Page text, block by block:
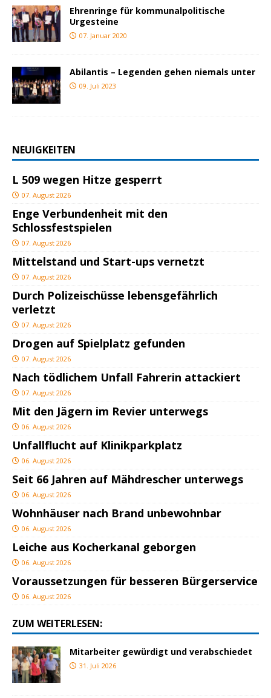
Ehrenringe für kommunalpolitische
Urgesteine
07. Januar 2020
Abilantis – Legenden gehen niemals unter
09. Juli 2023
NEUIGKEITEN
L 509 wegen Hitze gesperrt
07. August 2026
Enge Verbundenheit mit den
Schlossfestspielen
07. August 2026
Mittelstand und Start-ups vernetzt
07. August 2026
Durch Polizeischüsse lebensgefährlich
verletzt
07. August 2026
Drogen auf Spielplatz gefunden
07. August 2026
Nach tödlichem Unfall Fahrerin attackiert
07. August 2026
Mit den Jägern im Revier unterwegs
06. August 2026
Unfallflucht auf Klinikparkplatz
06. August 2026
Seit 66 Jahren auf Mähdrescher unterwegs
06. August 2026
Wohnhäuser nach Brand unbewohnbar
06. August 2026
Leiche aus Kocherkanal geborgen
06. August 2026
Voraussetzungen für besseren Bürgerservice
06. August 2026
ZUM WEITERLESEN:
Mitarbeiter gewürdigt und verabschiedet
31. Juli 2026